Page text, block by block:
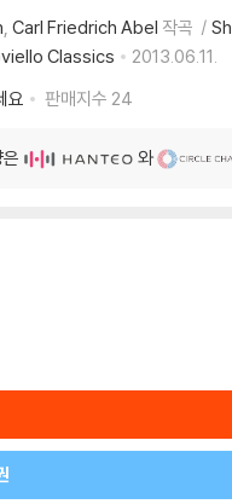
Carl Friedrich Abel 작곡
Classics
2013.06.11.
요
판매지수 24
와